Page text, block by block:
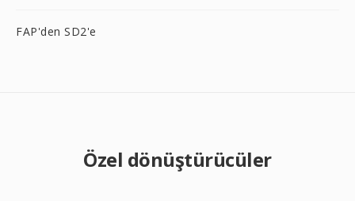
FAP'den SD2'e
Özel dönüştürücüler